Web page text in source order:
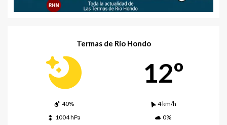
Termas de Río Hondo
12º
40%
4 km/h
1004 hPa
0%